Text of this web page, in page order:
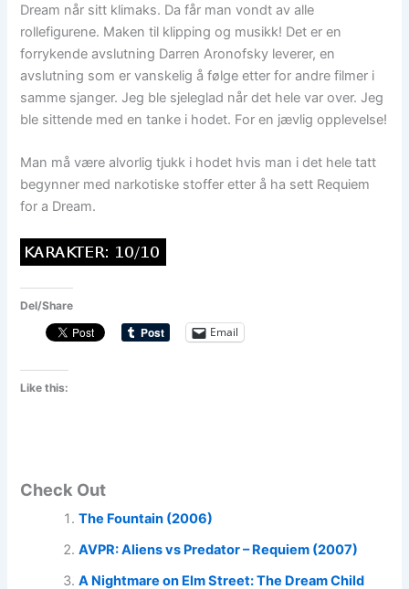
Dream når sitt klimaks. Da får man vondt av alle
rollefigurene. Maken til klipping og musikk! Det er en
forrykende avslutning Darren Aronofsky leverer, en
avslutning som er vanskelig å følge etter for andre filmer i
samme sjanger. Jeg ble sjeleglad når det hele var over. Jeg
ble sittende med en tanke i hodet. For en jævlig opplevelse!
Man må være alvorlig tjukk i hodet hvis man i det hele tatt
begynner med narkotiske stoffer etter å ha sett Requiem
for a Dream.
Del/Share
Email
Like this:
Check Out
The Fountain (2006)
AVPR: Aliens vs Predator – Requiem (2007)
A Nightmare on Elm Street: The Dream Child